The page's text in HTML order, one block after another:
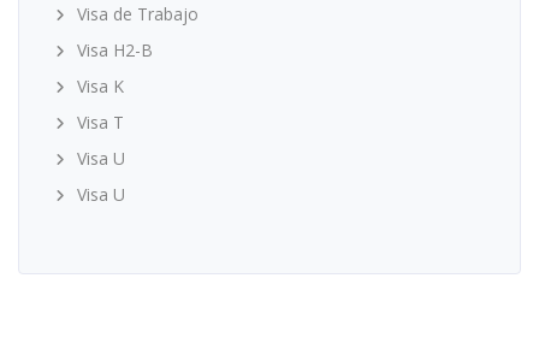
Visa de Trabajo
Visa H2-B
Visa K
Visa T
Visa U
Visa U